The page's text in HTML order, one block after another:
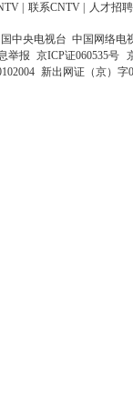
联系CNTV 人才招聘
中央电视台 中国网络电
举报 京ICP证060535号
新出网证（京）